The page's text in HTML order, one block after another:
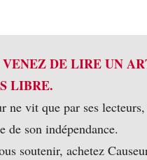
VENEZ DE LIRE UN
LIBRE.
ne vit que par ses
de son indépendance.
soutenir, achetez